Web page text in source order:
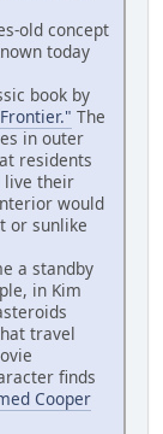
old concept
today
book by
The
in outer
residents
live their
would
or sunlike
a standby
in Kim
travel
finds
Cooper